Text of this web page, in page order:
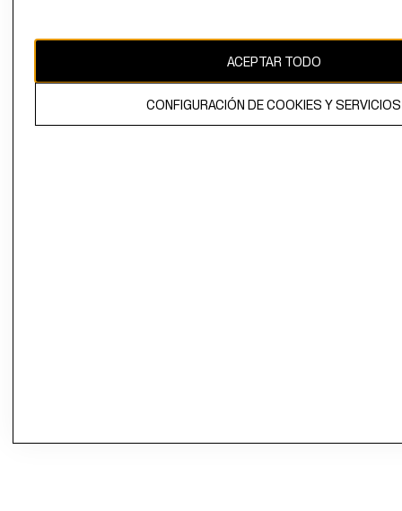
El contenido de esta página web está protegido por copyright y es
propiedad de H&M Hennes & Mauritz AB.ACEPTAR TODO
CONFIGURACIÓN DE COOKIES Y SERVICIOS